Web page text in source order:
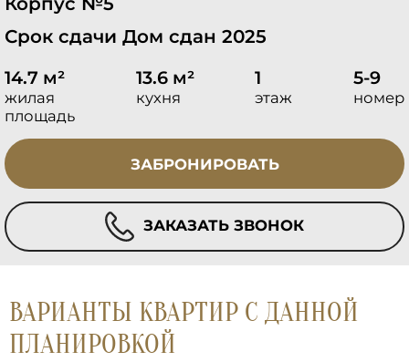
Срок сдачи Дом сдан 2025
14.7 м²
жилая
площадь
13.6 м²
кухня
1
этаж
5-9
номер
ЗАБРОНИРОВАТЬ
ЗАКАЗАТЬ ЗВОНОК
ВАРИАНТЫ КВАРТИР С ДАННОЙ
ПЛАНИРОВКОЙ